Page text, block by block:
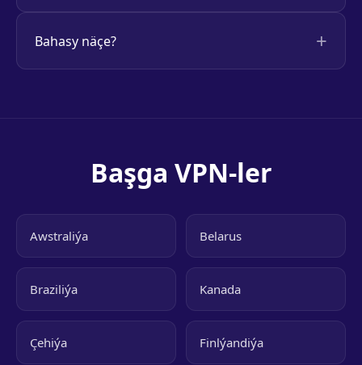
Bahasy näçe?
Başga VPN-ler
Awstraliýa Belarus
Braziliýa Kanada
Çehiýa Finlýandiýa